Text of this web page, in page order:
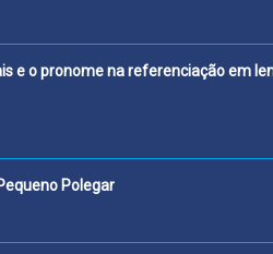
e o pronome na referenciação em
de releitura do conto